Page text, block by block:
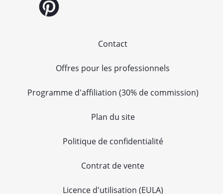
Contact
Offres pour les professionnels
Programme d'affiliation (30% de commission)
Plan du site
Politique de confidentialité
Contrat de vente
Licence d'utilisation (EULA)